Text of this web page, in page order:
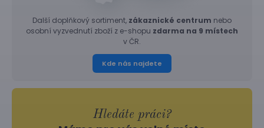
Další doplňkový sortiment, zákaznické centrum nebo
osobní vyzvednutí zboží z e-shopu zdarma na 9 místech
v ČR.
Kde nás najdete
Hledáte práci?